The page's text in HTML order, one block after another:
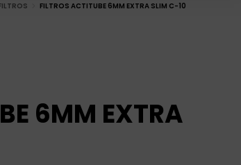
FILTROS ACTITUBE 6MM EXTRA SLIM C-10
6MM EXTRA